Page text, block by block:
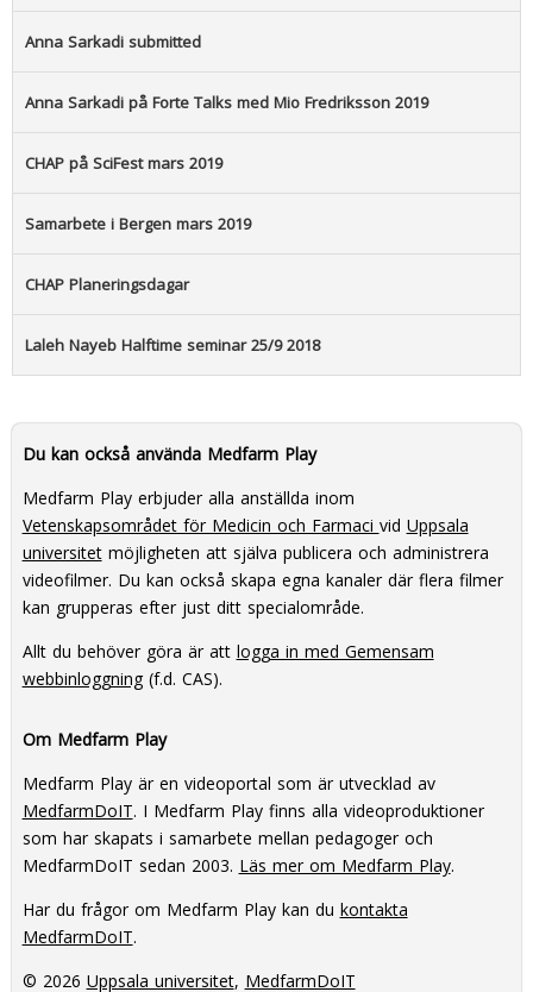
Anna Sarkadi submitted
Anna Sarkadi på Forte Talks med Mio Fredriksson 2019
CHAP på SciFest mars 2019
Samarbete i Bergen mars 2019
CHAP Planeringsdagar
Laleh Nayeb Halftime seminar 25/9 2018
Du kan också använda Medfarm Play
Medfarm Play erbjuder alla anställda inom
Vetenskapsområdet för Medicin och Farmaci vid Uppsala
universitetmöjligheten att själva publicera och administrera
videofilmer. Du kan också skapa egna kanaler där flera filmer
kan grupperas efter just ditt specialområde.
Allt du behöver göra är att logga in med Gemensam
webbinloggning(f.d. CAS).
Om Medfarm Play
Medfarm Play är en videoportal som är utvecklad av
MedfarmDoIT. I Medfarm Play finns alla videoproduktioner
som har skapats i samarbete mellan pedagoger och
MedfarmDoIT sedan 2003. Läs mer om Medfarm Play.
Har du frågor om Medfarm Play kan du kontakta
MedfarmDoIT.
© 2026 Uppsala universitet, MedfarmDoIT